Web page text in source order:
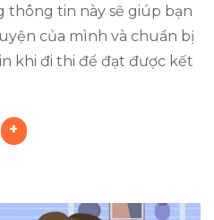
thông tin này sẽ giúp bạn
của mình và chuẩn bị
khi đi thi để đạt được kết
+